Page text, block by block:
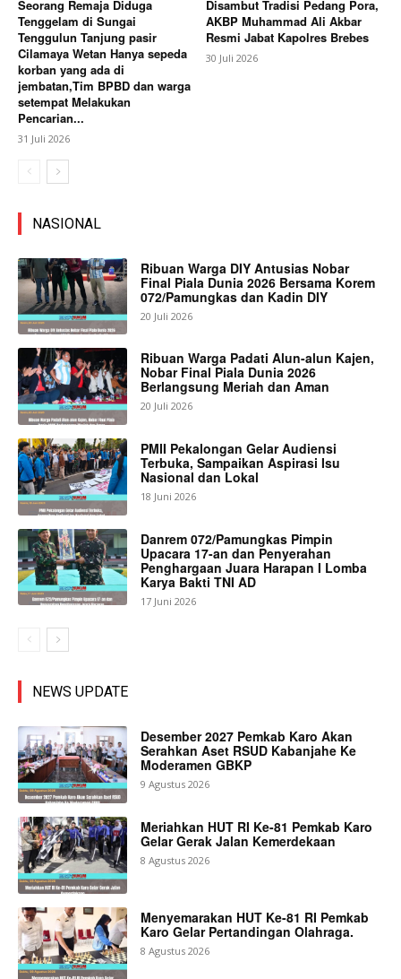
Seorang Remaja Diduga
Tenggelam di Sungai
Tenggulun Tanjung pasir
Cilamaya Wetan Hanya sepeda
korban yang ada di
jembatan,Tim BPBD dan warga
setempat Melakukan
Pencarian...
31 Juli 2026
Disambut Tradisi Pedang Pora,
AKBP Muhammad Ali Akbar
Resmi Jabat Kapolres Brebes
30 Juli 2026
NASIONAL
Ribuan Warga DIY Antusias Nobar
Final Piala Dunia 2026 Bersama Korem
072/Pamungkas dan Kadin DIY
20 Juli 2026
Ribuan Warga Padati Alun-alun Kajen,
Nobar Final Piala Dunia 2026
Berlangsung Meriah dan Aman
20 Juli 2026
PMII Pekalongan Gelar Audiensi
Terbuka, Sampaikan Aspirasi Isu
Nasional dan Lokal
18 Juni 2026
Danrem 072/Pamungkas Pimpin
Upacara 17-an dan Penyerahan
Penghargaan Juara Harapan I Lomba
Karya Bakti TNI AD
17 Juni 2026
NEWS UPDATE
Desember 2027 Pemkab Karo Akan
Serahkan Aset RSUD Kabanjahe Ke
Moderamen GBKP
9 Agustus 2026
Meriahkan HUT RI Ke-81 Pemkab Karo
Gelar Gerak Jalan Kemerdekaan
8 Agustus 2026
Menyemarakan HUT Ke-81 RI Pemkab
Karo Gelar Pertandingan Olahraga.
8 Agustus 2026